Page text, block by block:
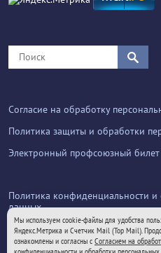
Согласие на обработку
Политика защиты и обработки
Электронный профсоюзный билет
Политика конфиденциальности
данных
Мы используем cookie-файлы для удобства
Яндекс.Метрика и Счетчик Mail (Top Mail).
ознакомлены и согласны с Согласием на